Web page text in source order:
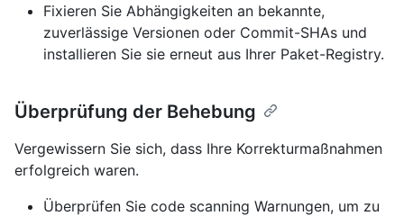
Fixieren Sie Abhängigkeiten an bekannte,
zuverlässige Versionen oder Commit-SHAs und
installieren Sie sie erneut aus Ihrer Paket-Registry.
Überprüfung der Behebung
Vergewissern Sie sich, dass Ihre Korrekturmaßnahmen
erfolgreich waren.
Überprüfen Sie code scanning Warnungen, um zu